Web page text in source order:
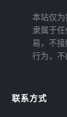
本站仅
隶属于
易，不
行为，不
联系方式